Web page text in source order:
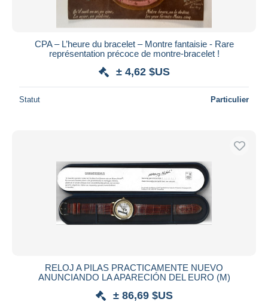
CPA – L’heure du bracelet – Montre fantaisie - Rare
représentation précoce de montre-bracelet !
± 4,62 $US
Statut Particulier
RELOJ A PILAS PRACTICAMENTE NUEVO
ANUNCIANDO LA APARECIÓN DEL EURO (M)
± 86,69 $US